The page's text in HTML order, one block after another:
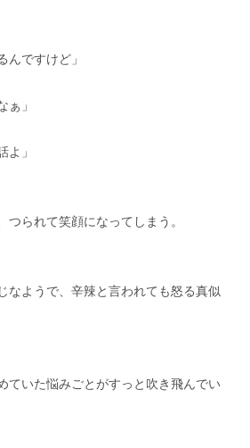
んですけど」
ぁ」
よ」
つられて笑顔になってしまう。
なようで、辛辣と言われても怒る真似
ていた悩みごとがすっと吹き飛んでい